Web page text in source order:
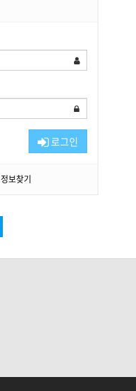
로그인
정보찾기